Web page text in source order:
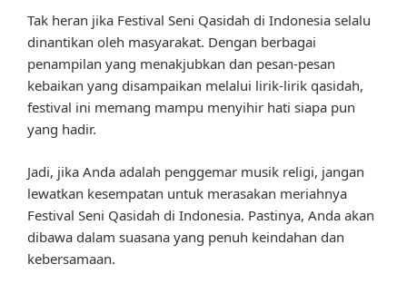
Tak heran jika Festival Seni Qasidah di Indonesia selalu
dinantikan oleh masyarakat. Dengan berbagai
penampilan yang menakjubkan dan pesan-pesan
kebaikan yang disampaikan melalui lirik-lirik qasidah,
festival ini memang mampu menyihir hati siapa pun
yang hadir.
Jadi, jika Anda adalah penggemar musik religi, jangan
lewatkan kesempatan untuk merasakan meriahnya
Festival Seni Qasidah di Indonesia. Pastinya, Anda akan
dibawa dalam suasana yang penuh keindahan dan
kebersamaan.